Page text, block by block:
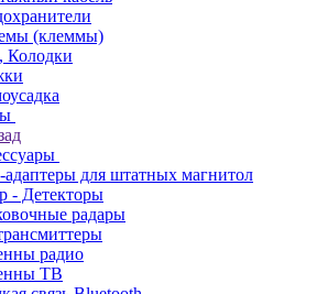
(клеммы)
Колодки
адаптеры для штатных магнитол
- Детекторы
радары
радио
ТВ